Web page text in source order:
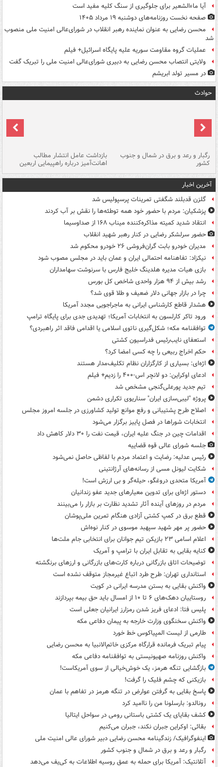
آیا ماءالشعیر برای جلوگیری از سنگ کلیه مفید است
صفحه نخست روزنامه‌های دوشنبه ۱۹ مرداد ۱۴۰۵
محسن رضایی به عنوان نماینده رهبر انقلاب در شورای‌عالی امنیت ملی منصوب
شد
عملیات گروه مقاومت سوریه علیه پایگاه اسرائیل+ فیلم
ولایتی انتصاب محسن رضایی به دبیری شورای‌عالی امنیت ملی را تبریک گفت
در مسیر تولد ابریشم
حوادث
رگبار و رعد و برق در شمال و جنوب
کشور
بازداشت عامل انتشار مطالب
اهانت‌آمیز درباره راهپیمایی اربعین
آخرین اخبار
گلزن قدبلند شگفتی تمرینات پرسپولیس شد
پزشکیان: مردم با حضور خود همه توطئه‌ها را نقش بر آب کردند
انتقاد شدید کمیته مذاکره‌کننده میناب ۱۶۸ از صداوسیما
حضور سرلشکر رضایی در کنار رهبر شهید انقلاب
مدیران خودرو بابت گران‌فروشی ۲۶ خودرو محکوم شد
نیکزاد: تفاهنامه احتمالی ایران و عمان باید در مجلس مصوب شود
بازی هیات مدیره هلدینگ خلیج فارس با سرنوشت سهامداران
رشد بیش از ۹۴ هزار واحدی شاخص کل بورس
چرا در بازار جهانی دلار ضعیف و طلا قوی شد؟
هشدار قاطع کارشناس ایرانی به ماجراجویی مجدد آمریکا
ورود تاکر کارلسون به انتخابات آمریکا؛ تهدیدی جدی برای پایگاه ترامپ
توافقنامه مکه؛ شکل‌گیری ناتوی اسلامی یا اقدامی فاقد اثر راهبردی؟
استعفای نایب‌رئیس فدراسیون کشتی
حکم اخراج ربیعی را چه کسی امضا کرد؟
اژه‌ای: بسیاری از کارگزاران نظام تکلیف‌مدار هستند
ادعای اوکراین: دو لانچر اس-۴۰۰ را زدیم+ فیلم
تیم جدید پورعلی‌گنجی مشخص شد
پروژه "لیبی‌سازی ایران" سناریوی تکراری دشمن
اصلاح طرح پشتیبانی و رفع موانع تولید کشاورزی در جلسه امروز مجلس
انتخابات شوراها در فصل پاییز برگزار می‌شود
اقدامات چین در جنگ علیه ایران، قیمت نفت را ۳۰ دلار کاهش داد
جلسه شورای عالی قوه قضاییه
رئیس عدلیه: رضایت و اعتماد مردم با لفاظی حاصل نمی‌شود
شکایت لیونل مسی از رسانه‌های آرژانتینی
آمریکا متحدی دروغگو، حیله‌گر و بی ارزش است!
دستور اژه‌ای برای تدوین معیارهای جدید عفو زندانیان
مردم در روزهای آینده آثار تشدید نظارت بر بازار را می‌بینند
قطع برق در کمپ کشتی آزادی هنگام تمرین ملی‌پوشان
حضور پر مهر شهید سپهبد موسوی در کنار نوه‌اش
اعلام اسامی ۲۳ بازیکن تیم جوانان برای انتخابی جام ملت‌ها
کنایه بقایی به تقابل ایران با ترامپ و آمریک
توضیحات اتاق بازرگانی درباره کارت‌های بازرگانی و ارزهای برنگشته
استانداری تهران: طرح طرد اتباع غیرمجاز متوقف نشده است
واکنش بقایی به بستن مدرسه ایرانی در کویت
روستاییان دهک‌های ۶ تا ۱۰ از امسال باید حق بیمه بپردازند
پلیس فتا: ادعای فریز شدن رمزارز ایرانیان جعلی است
واکنش سخنگوی وزارت خارجه به پیمان دفاعی مکه
طارمی از لیست المپیاکوس خط خورد
پیام تبریک فرمانده قرارگاه مرکزی خاتم‌الانبیا به محسن رضایی
واکنش روزنامه صهیونیستی به توافقنامه دفاعی مکه
بازگشایی تنگه هرمز، یک خوش‌خیالی از سوی آمریکاست!
بازیکنی که چشم فلیک را گرفت!
پاسخ بقایی به گرفتن عوارض در تنگه هرمز در تفاهم با عمان
رونالدو: بارسلونا من را ناامید کرد
کشف بقایای یک کشتی باستانی رومی در سواحل ایتالیا
بقائی: اوکراین جبران نکند، جبران می‌کنیم
اینفوگرافیک/ زندگینامه محسن رضایی دبیر شورای عالی امنیت‌ ملی
رگبار و رعد و برق در شمال و جنوب کشور
آتلانتیک: آمریکا برای حمله به عمق روسیه اطلاعات به کی‌یف می‌دهد